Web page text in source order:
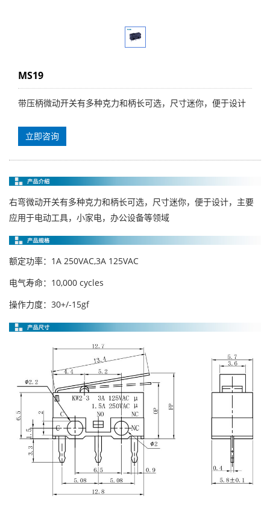
MS19
带压柄微动开关有多种克力和柄长可选，尺寸迷你，便于设计
立即咨询
右弯微动开关有多种克力和柄长可选，尺寸迷你，便于设计，主要
应用于电动工具，小家电，办公设备等领域
额定功率：1A 250VAC,3A 125VAC
电气寿命：10,000 cycles
操作力度：30+/-15gf